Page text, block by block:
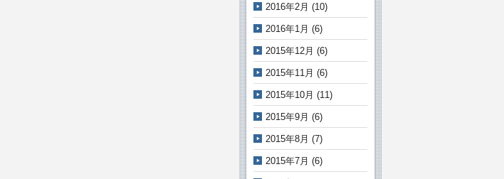
2016年2月 (10)
2016年1月 (6)
2015年12月 (6)
2015年11月 (6)
2015年10月 (11)
2015年9月 (6)
2015年8月 (7)
2015年7月 (6)